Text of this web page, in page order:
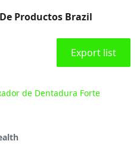
Productos Brazil
Export list
de Dentadura Forte